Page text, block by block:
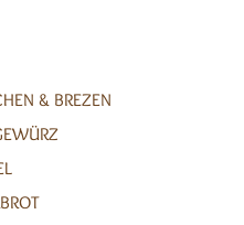
& BREZEN